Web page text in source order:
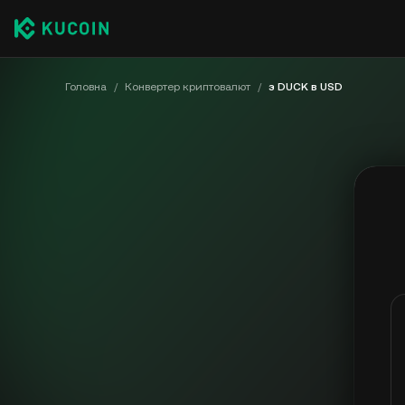
Головна / Конвертер криптовалют / з DUCK в USD